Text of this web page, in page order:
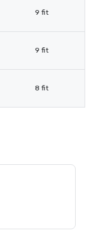
9 fit
9 fit
8 fit